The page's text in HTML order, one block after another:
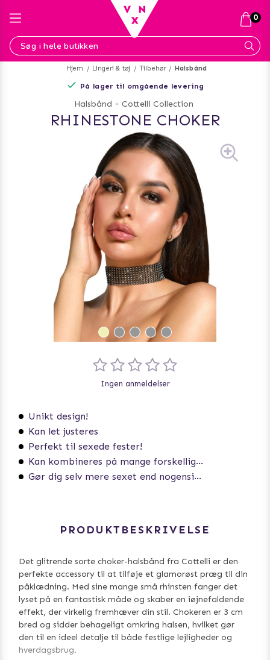
Hjem Lingeri & tøj Tilbehør Halsbånd
På lager til omgående levering
Halsbånd - Cottelli Collection
RHINESTONE CHOKER
Unikt design!
Kan let justeres
Perfekt til sexede fester!
Kan kombineres på mange forskellige måder
Gør dig selv mere sexet end nogensinde
Ingen anmeldelser
PRODUKTBESKRIVELSE
Det glitrende sorte choker-halsbånd fra Cottelli er den
perfekte accessory til at tilføje et glamorøst præg til din
påklædning. Med sine mange små rhinsten fanger det
lyset på en fantastisk måde og skaber en iøjnefaldende
effekt, der virkelig fremhæver din stil. Chokeren er 3 cm
bred og sidder behageligt omkring halsen, hvilket gør
den til en ideel detalje til både festlige lejligheder og
hverdagsbrug.
0